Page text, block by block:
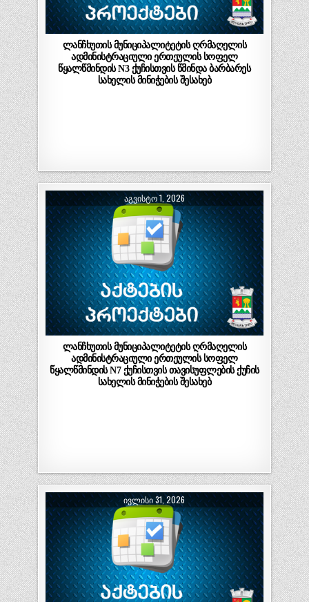
ლანჩხუთის მუნიციპალიტეტის ღრმაღელის
ადმინისტრაციული ერთეულის სოფელ
წყალწმინდის N3 ქუჩისთვის წმინდა ბარბარეს
სახელის მინიჭების შესახებ
ᲐᲒᲕᲘᲡᲢᲝ 1, 2026
ლანჩხუთის მუნიციპალიტეტის ღრმაღელის
ადმინისტრაციული ერთეულის სოფელ
წყალწმინდის N7 ქუჩისთვის თავისუფლების ქუჩის
სახელის მინიჭების შესახებ
ᲘᲕᲚᲘᲡᲘ 31, 2026